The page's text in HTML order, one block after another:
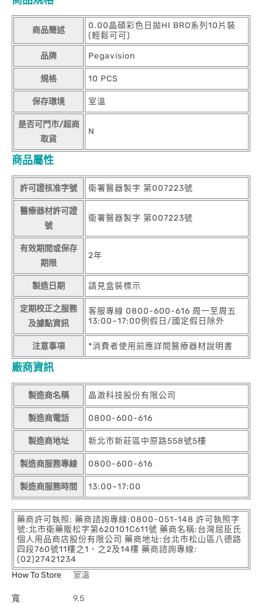
商品簡述
0.00晶碩彩色日拋HI BRO系列10片裝
(輕鬆可可)
品牌 Pegavision
規格 10 PCS
保存環境 室溫
是否可門市/超商
取貨
N
商品屬性
許可證核准字號 衛署醫器製字 第007223號
醫療器材許可證
號
衛署醫器製字 第007223號
有效期間或保存
期限
2年
製造日期 請見盒裝標示
定期校正之服務
及據點資訊
客服專線 0800-600-616 周一至周五
13:00~17:00例假日/國定假日除外
注意事項 *消費者使用前應詳閱醫療器材說明書
廠商資訊
製造商名稱 晶澈科技股份有限公司
製造商電話 0800-600-616
製造商地址 新北市新莊區中原路558號5樓
製造商服務專線 0800-600-616
製造商服務時間 13:00~17:00
藥商許可執照: 藥商諮詢專線:0800-051-148 許可執照字
號:北市衛藥販松字第620101C611號 藥商名稱:台灣屈臣氏
個人用品商店股份有限公司 藥商地址:台北市松山區八德路
四段760號11樓之1、之2及14樓 藥商諮詢專線:
(02)27421234
How To Store
室溫
寬 9.5